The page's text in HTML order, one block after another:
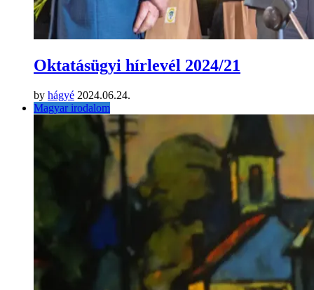
Oktatásügyi hírlevél 2024/21
by hágyé 2024.06.24.
Magyar irodalom